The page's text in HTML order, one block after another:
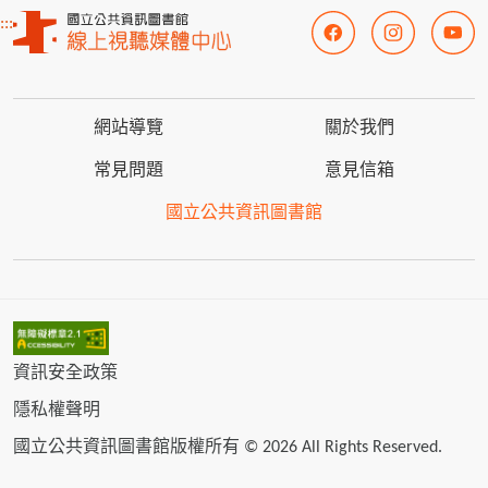
:::
網站導覽 關於我們
常見問題 意見信箱
國立公共資訊圖書館
資訊安全政策
隱私權聲明
國立公共資訊圖書館版權所有 © 2026 All Rights Reserved.